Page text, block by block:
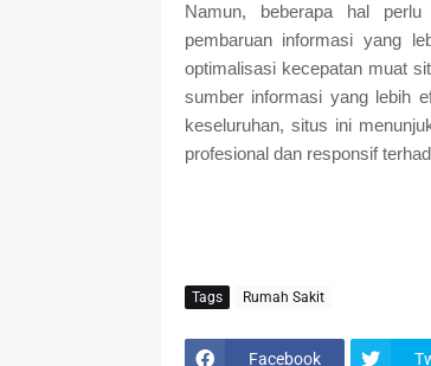
Namun, beberapa hal perlu
pembaruan informasi yang
optimalisasi kecepatan muat
sumber informasi yang lebih
keseluruhan, situs ini
profesional dan responsif
Tags Rumah Sakit
Facebook